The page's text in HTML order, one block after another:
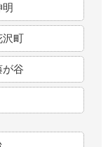
沢町
が谷